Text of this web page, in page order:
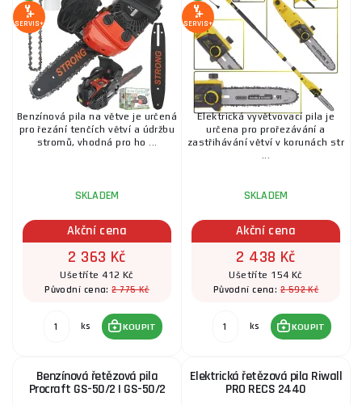
SERVIS+
Benzínová pila na větve je určená
pro řezání tenčích větví a údržbu
stromů, vhodná pro ho ...
SKLADEM
Akční cena
2 363 Kč
Ušetříte 412 Kč
Původní cena:2 775 Kč
ks KOUPIT
SERVIS+
Elektrická vyvětvovací pila je
určena pro prořezávání a
zastřihávání větví v korunách str
...
SKLADEM
Akční cena
2 438 Kč
Ušetříte 154 Kč
Původní cena:2 592 Kč
ks KOUPIT
Benzínová řetězová pila
Procraft GS-50/2 | GS-50/2
Elektrická řetězová pila Riwall
PRO RECS 2440